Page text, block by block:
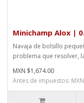
Minichamp Alox |
Navaja de bolsillo
problema que resolver,
MXN $1,674.00
Antes de impuestos: